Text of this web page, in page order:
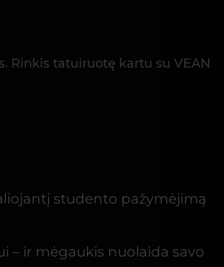
Rinkis tatuiruotę kartu su VEAN
studento pažymėjimą
– ir mėgaukis nuolaida savo